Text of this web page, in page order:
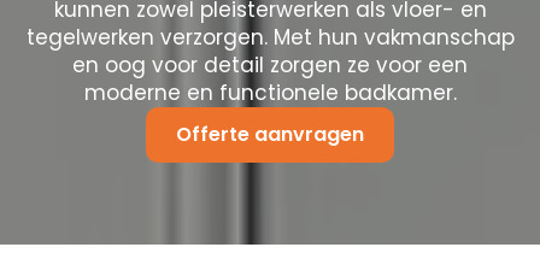
kunnen zowel pleisterwerken als vloer- en
tegelwerken verzorgen. Met hun vakmanschap
en oog voor detail zorgen ze voor een
moderne en functionele badkamer.
Offerte aanvragen